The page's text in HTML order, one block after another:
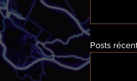
Posts